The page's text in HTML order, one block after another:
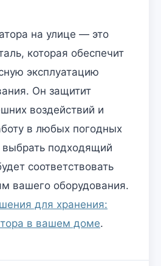
на улице — это
которая обеспечит
эксплуатацию
Он защитит
воздействий и
в любых погодных
подходящий
соответствовать
вашего оборудования.
для хранения:
в вашем доме.